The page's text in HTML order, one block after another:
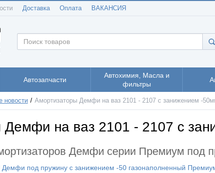
Доставка Оплата ВАКАНСИЯ
Автозапчасти
Автохимия, Масла и
фильтры
новости Амортизаторы Демфи на ваз 2101 - 2107 с занижением -
Демфи на ваз 2101 - 2107 с
Демфи серии Премиум под
под пружину с занижением -50 газонаполненный